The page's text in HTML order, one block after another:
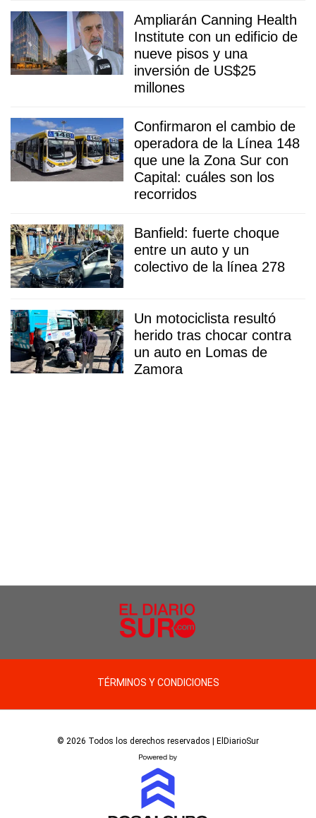
Ampliarán Canning Health
Institute con un edificio de
nueve pisos y una
inversión de US$25
millones
Confirmaron el cambio de
operadora de la Línea 148
que une la Zona Sur con
Capital: cuáles son los
recorridos
Banfield: fuerte choque
entre un auto y un
colectivo de la línea 278
Un motociclista resultó
herido tras chocar contra
un auto en Lomas de
Zamora
TÉRMINOS Y CONDICIONES
© 2026 Todos los derechos reservados | ElDiarioSur